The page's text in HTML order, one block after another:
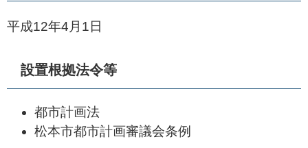
平成12年4月1日
設置根拠法令等
都市計画法
松本市都市計画審議会条例